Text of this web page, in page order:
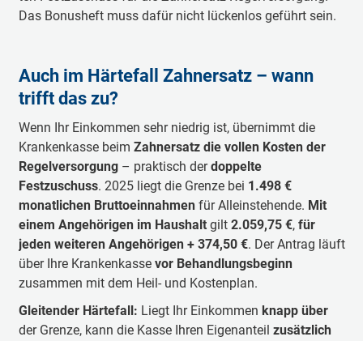
Das Bon­us­heft muss da­für nicht lü­cken­los ge­führt sein.
Auch im Här­te­fall Zahn­ersatz – wann
trifft das zu?
Wenn Ihr Einkommen sehr niedrig ist, übernimmt die
Krankenkasse beim Zahnersatz die vollen Kosten der
Regelversorgung– praktisch derdoppelte
Festzuschuss. 2025 liegt die Grenze bei 1.498 €
monatlichen Bruttoeinnahmenfür Alleinstehende. Mit
einem Angehörigen im Haushaltgilt 2.059,75 €, für
jeden weiteren Angehörigen + 374,50 €. Der Antrag läuft
über Ihre Krankenkasse vor Behandlungsbeginn
zusammen mit dem Heil- und Kostenplan.
Gleitender Härtefall: Liegt Ihr Einkommen knapp über
der Grenze, kann die Kasse Ihren Eigenanteil zusätzlich